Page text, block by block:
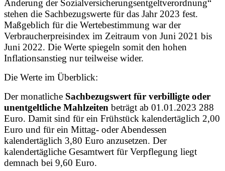
Änderung der Sozialversicherungsentgeltverordnung“
stehen die Sachbezugswerte für das Jahr 2023 fest.
Maßgeblich für die Wertebestimmung war der
Verbraucherpreisindex im Zeitraum von Juni 2021 bis
Juni 2022. Die Werte spiegeln somit den hohen
Inflationsanstieg nur teilweise wider.
Die Werte im Überblick:
Der monatliche Sachbezugswert für verbilligte oder
unentgeltliche Mahlzeiten beträgt ab 01.01.2023 288
Euro. Damit sind für ein Frühstück kalendertäglich 2,00
Euro und für ein Mittag- oder Abendessen
kalendertäglich 3,80 Euro anzusetzen. Der
kalendertägliche Gesamtwert für Verpflegung liegt
demnach bei 9,60 Euro.